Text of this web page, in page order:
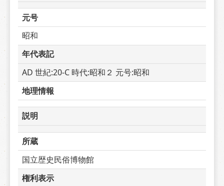
元号
昭和
年代表記
AD 世紀:20-C 時代:昭和２ 元号:昭和
地理情報
説明
所蔵
国立歴史民俗博物館
権利表示